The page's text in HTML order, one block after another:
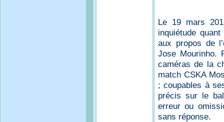
Le 19 mars
inquiétude
aux propos de
Jose Mourinho.
caméras de la
match CSKA
; coupables à
précis sur le
erreur ou
sans réponse.